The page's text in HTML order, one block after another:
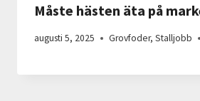
Måste hästen äta på
augusti 5, 2025 Grovfoder, Stalljobb